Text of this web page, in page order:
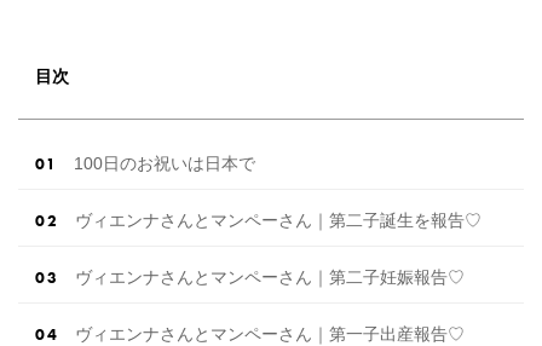
目次
100日のお祝いは日本で
ヴィエンナさんとマンペーさん｜第二子誕生を報告♡
ヴィエンナさんとマンペーさん｜第二子妊娠報告♡
ヴィエンナさんとマンペーさん｜第一子出産報告♡